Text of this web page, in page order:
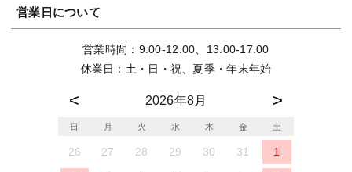
営業日について
営業時間：9:00-12:00、13:00-17:00
休業日：土・日・祝、夏季・年末年始
2026年8月
日 月 火 水 木 金 土
26 27 28 29 30 31 1